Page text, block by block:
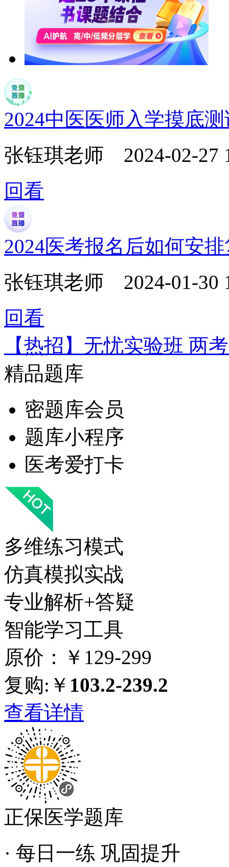
2024中医医师入学摸底
张钰琪老师 2024-02-27
回看
2024医考报名后如何安
张钰琪老师 2024-01-30
回看
【热招】无忧实验班 两
精品题库
密题库会员
题库小程序
医考爱打卡
多维练习模式
仿真模拟实战
专业解析+答疑
智能学习工具
原价：￥129-299
复购:￥ 103.2-239.2
查看详情
正保医学题库
· 每日一练 巩固提升